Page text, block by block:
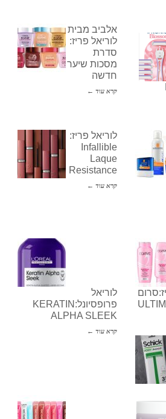
אלביב מבית
לוריאל פריז:
סדרת
מסכות שיער
חדשה
קרא עוד ←
לוריאל פריז:
Infallible
Laque
Resistance
קרא עוד ←
לוריאל
פרופסיונל:KERATIN
ALPHA SLEEK
קרא עוד ←